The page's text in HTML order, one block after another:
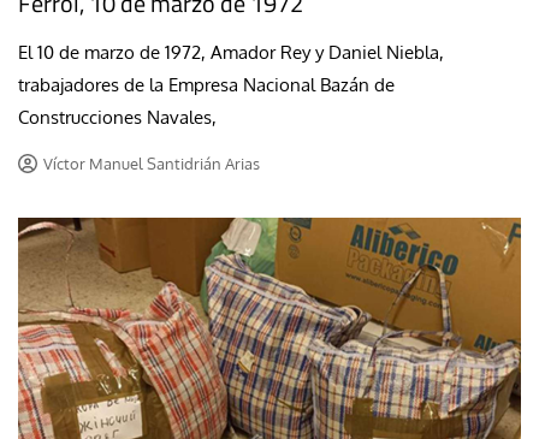
El 10 de marzo de 1972, Amador Rey y Daniel Niebla,
trabajadores de la Empresa Nacional Bazán de
Construcciones Navales,
Víctor Manuel Santidrián Arias